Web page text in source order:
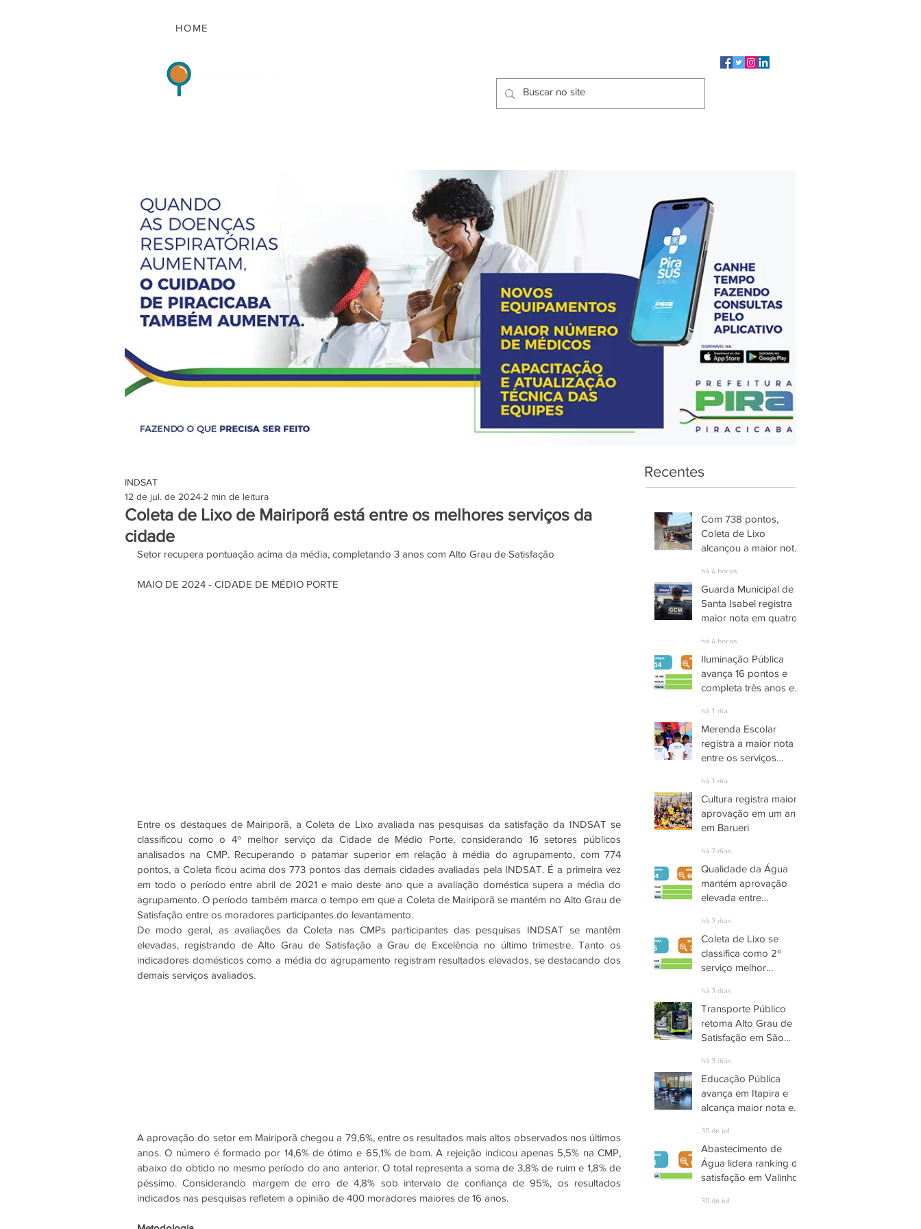
HOME
Coleta de Lixo de Mairiporã está entre os melhores serviços da
cidade
INDSAT
12 de jul. de 2024 2 min de leitura
Setor recupera pontuação acima da média, completando 3 anos com Alto Grau de Satisfação
MAIO DE 2024 - CIDADE DE MÉDIO PORTE
Entre os destaques de Mairiporã, a Coleta de Lixo avaliada nas pesquisas da satisfação da INDSAT se
classificou como o 4º melhor serviço da Cidade de Médio Porte, considerando 16 setores públicos
analisados na CMP. Recuperando o patamar superior em relação à média do agrupamento, com 774
pontos, a Coleta ficou acima dos 773 pontos das demais cidades avaliadas pela INDSAT. É a primeira vez
em todo o período entre abril de 2021 e maio deste ano que a avaliação doméstica supera a média do
agrupamento. O período também marca o tempo em que a Coleta de Mairiporã se mantém no Alto Grau de
Satisfação entre os moradores participantes do levantamento.
De modo geral, as avaliações da Coleta nas CMPs participantes das pesquisas INDSAT se mantêm
elevadas, registrando de Alto Grau de Satisfação a Grau de Excelência no último trimestre. Tanto os
indicadores domésticos como a média do agrupamento registram resultados elevados, se destacando dos
demais serviços avaliados.
A aprovação do setor em Mairiporã chegou a 79,6%, entre os resultados mais altos observados nos últimos
anos. O número é formado por 14,6% de ótimo e 65,1% de bom. A rejeição indicou apenas 5,5% na CMP,
abaixo do obtido no mesmo período do ano anterior. O total representa a soma de 3,8% de ruim e 1,8% de
péssimo. Considerando margem de erro de 4,8% sob intervalo de confiança de 95%, os resultados
indicados nas pesquisas refletem a opinião de 400 moradores maiores de 16 anos.
Recentes
Com 738 pontos,
Coleta de Lixo
alcançou a maior nota
avaliados em
Piracicaba
há 4 horas
Guarda Municipal de
Santa Isabel registra
maior nota em quatro
INDSAT
há 4 horas
Iluminação Pública
avança 16 pontos e
completa três anos em
Satisfação em
Itaquaquecetuba
há 1 dia
Merenda Escolar
registra a maior nota
entre os serviços
há 1 dia
Cultura registra maior
aprovação em um ano
em Barueri
há 2 dias
Qualidade da Água
mantém aprovação
elevada entre
há 2 dias
Coleta de Lixo se
classifica como 2º
serviço melhor
de Parnaíba
há 3 dias
Transporte Público
retoma Alto Grau de
Satisfação em São
há 3 dias
Educação Pública
avança em Itapira e
alcança maior nota em
30 de jul.
Abastecimento de
Água lidera ranking de
satisfação em Valinhos
30 de jul.